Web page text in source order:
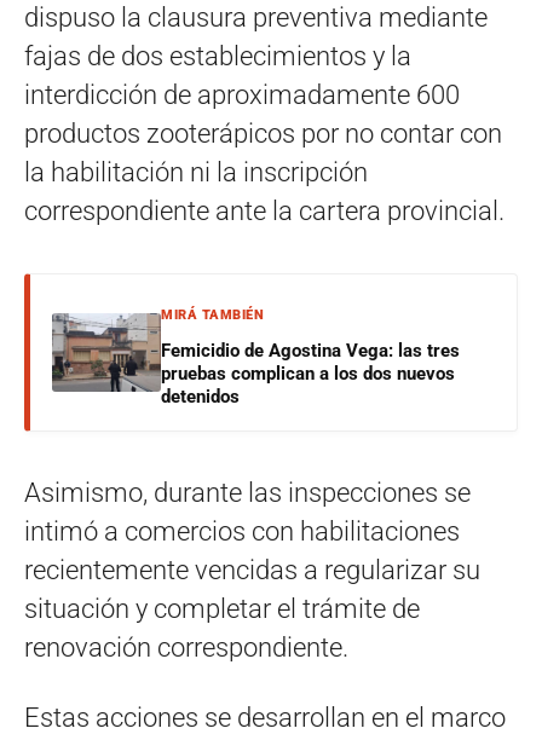
dispuso la clausura preventiva mediante
fajas de dos establecimientos y la
interdicción de aproximadamente 600
productos zooterápicos por no contar con
la habilitación ni la inscripción
correspondiente ante la cartera provincial.
MIRÁ TAMBIÉN
Femicidio de Agostina Vega: las tres
pruebas complican a los dos nuevos
detenidos
Asimismo, durante las inspecciones se
intimó a comercios con habilitaciones
recientemente vencidas a regularizar su
situación y completar el trámite de
renovación correspondiente.
Estas acciones se desarrollan en el marco